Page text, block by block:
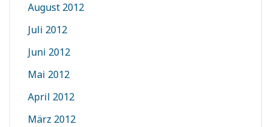
August 2012
Juli 2012
Juni 2012
Mai 2012
April 2012
März 2012